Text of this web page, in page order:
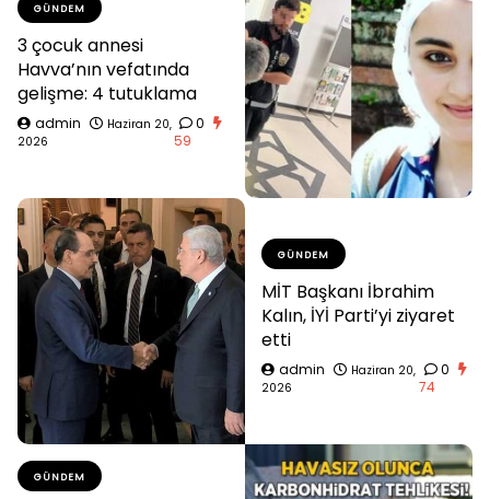
GÜNDEM
3 çocuk annesi
Havva’nın vefatında
gelişme: 4 tutuklama
admin
Haziran 20,
2026
0
59
GÜNDEM
MİT Başkanı İbrahim
Kalın, İYİ Parti’yi ziyaret
etti
admin
Haziran 20,
2026
0
74
GÜNDEM